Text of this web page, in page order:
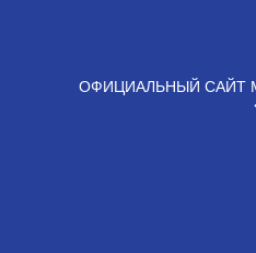
ОФИЦИАЛЬНЫЙ САЙТ